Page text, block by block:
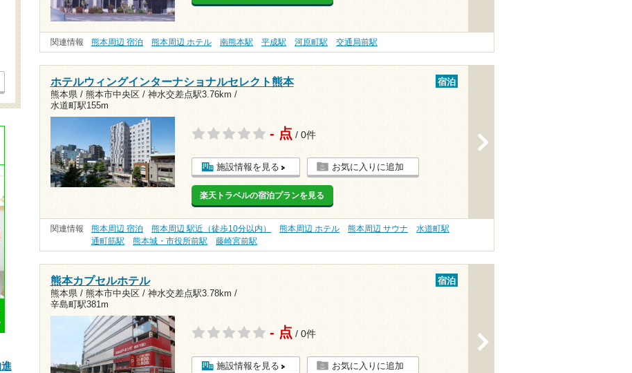
関連情報 熊本周辺 宿泊 熊本周辺 ホテル 南熊本駅 平成駅 河原町駅 交通局前駅
ホテルウィングインターナショナルセレクト熊本
熊本県 / 熊本市中央区 / 神水交差点駅3.76km /
水道町駅155m
宿泊
- 点 / 0件
施設情報を見る お気に入りに追加
楽天トラベルの宿泊プランを見る
関連情報 熊本周辺 宿泊 熊本周辺 駅近（徒歩10分以内） 熊本周辺 ホテル 熊本周辺 サウナ
水道町駅
通町筋駅
熊本城・市役所前駅 藤崎宮前駅
熊本カプセルホテル
熊本県 / 熊本市中央区 / 神水交差点駅3.78km /
辛島町駅381m
宿泊
- 点 / 0件
施設情報を見る お気に入りに追加